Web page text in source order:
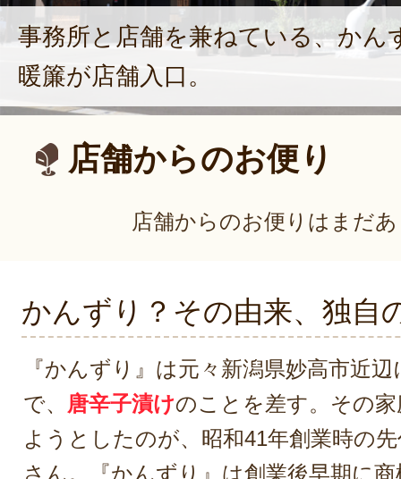
事務所と店舗を兼ねている、かん
暖簾が店舗入口。
店舗からのお便り
店舗からのお便りはまだ
かんずり？その由来、独自
『かんずり』は元々新潟県妙高市近
で、 唐辛子漬けのことを差す。その
ようとしたのが、昭和41年創業時の
さん。『かんずり』は創業後早期に